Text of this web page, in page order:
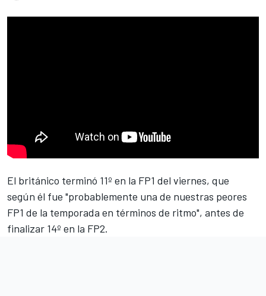
El británico terminó 11º en la FP1 del viernes, que
según él fue "probablemente una de nuestras peores
FP1 de la temporada en términos de ritmo", antes de
finalizar 14º en la FP2.